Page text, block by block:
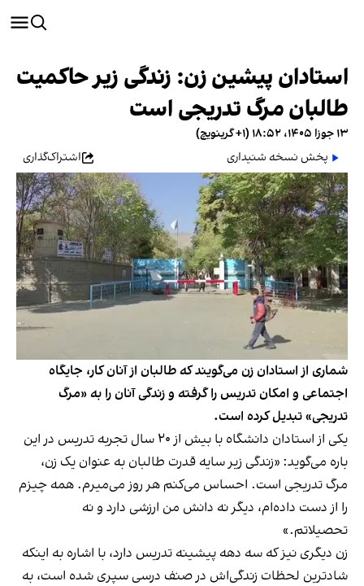
استادان پیشین زن: زندگی زیر حاکمیت
طالبان مرگ تدریجی است
۱۳ جوزا ۱۴۰۵، ۱۸:۵۲ (‎+۱ گرینویچ)
پخش نسخه شنیداری
اشتراک‌گذاری
شماری از استادان زن می‌گویند که طالبان از آنان کار، جایگاه
اجتماعی و امکان تدریس را گرفته و زندگی آنان را به «مرگ
تدریجی» تبدیل کرده است.
یکی از استادان دانشگاه با بیش از ۲۰ سال تجربه تدریس در این
باره می‌گوید: «زندگی زیر سایه قدرت طالبان به عنوان یک زن،
مرگ تدریجی است. احساس می‌کنم هر روز می‌میرم. همه چیزم
را از دست داده‌ام، دیگر نه دانش من ارزشی دارد و نه
تحصیلاتم.»
زن دیگری نیز که سه دهه پیشینه تدریس دارد، با اشاره به اینکه
شادترین لحظات زندگی‌اش در صنف درسی سپری شده است، به